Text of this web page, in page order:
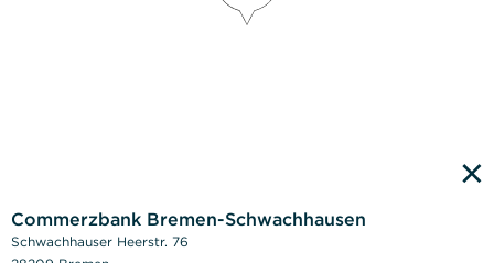
×
Commerzbank Bremen-Schwachhausen
Schwachhauser Heerstr. 76